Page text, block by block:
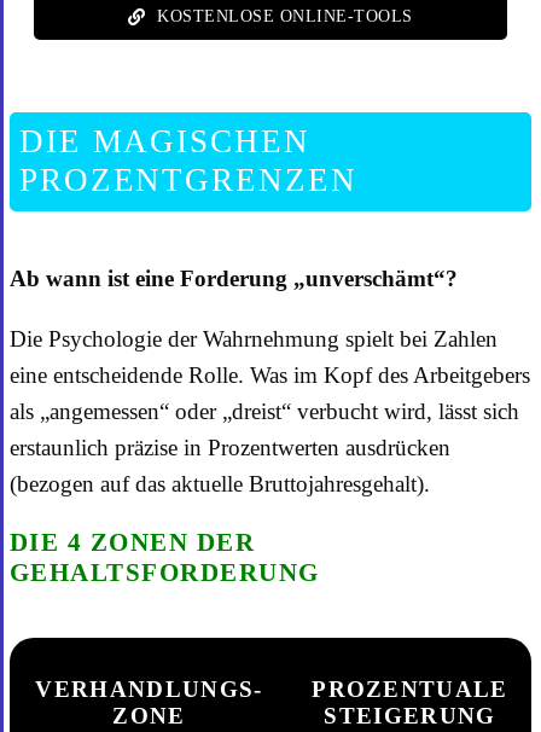
KOSTENLOSE ONLINE-TOOLS
DIE MAGISCHEN
PROZENTGRENZEN
Ab wann ist eine Forderung „unverschämt“?
Die Psychologie der Wahrnehmung spielt bei Zahlen
eine entscheidende Rolle. Was im Kopf des Arbeitgebers
als „angemessen“ oder „dreist“ verbucht wird, lässt sich
erstaunlich präzise in Prozentwerten ausdrücken
(bezogen auf das aktuelle Bruttojahresgehalt).
DIE 4 ZONEN DER
GEHALTSFORDERUNG
VERHANDLUNGS-
ZONE
PROZENTUALE
STEIGERUNG